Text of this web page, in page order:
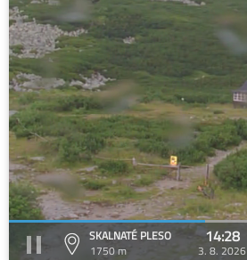
SKALNATÉ PLESO
1750 m
14:28
3. 8. 2026